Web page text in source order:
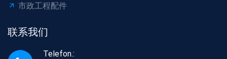
市政工程配件
联系我们
Telefon.: